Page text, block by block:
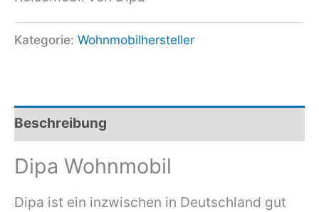
Kategorie: Wohnmobilhersteller
Beschreibung
Dipa Wohnmobil
Dipa ist ein inzwischen in Deutschland gut